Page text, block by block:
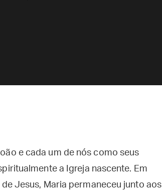
e cada um de nós como seus
a Igreja nascente. Em
Jesus, Maria permaneceu junto aos